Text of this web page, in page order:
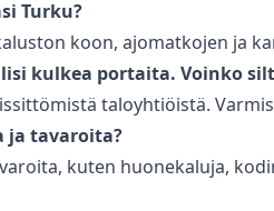
Turku?
koon, ajomatkojen ja
kulkea portaita. Voinko
taloyhtiöistä.
ja tavaroita?
kuten huonekaluja,